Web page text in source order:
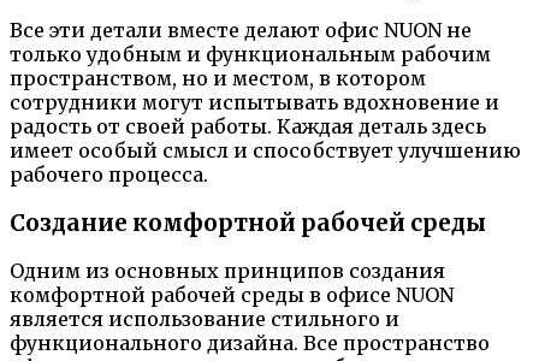
Все эти детали вместе делают офис NUON не
только удобным и функциональным рабочим
пространством, но и местом, в котором
сотрудники могут испытывать вдохновение и
радость от своей работы. Каждая деталь здесь
имеет особый смысл и способствует улучшению
рабочего процесса.
Создание комфортной рабочей среды
Одним из основных принципов создания
комфортной рабочей среды в офисе NUON
является использование стильного и
функционального дизайна. Все пространство